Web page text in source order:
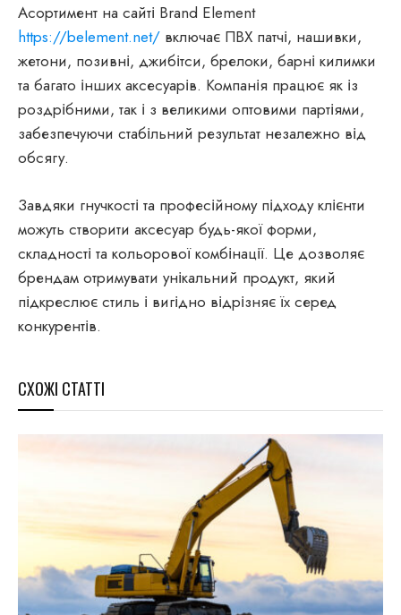
Асортимент на сайті Brand Element
https://belement.net/ включає ПВХ патчі, нашивки,
жетони, позивні, джибітси, брелоки, барні килимки
та багато інших аксесуарів. Компанія працює як із
роздрібними, так і з великими оптовими партіями,
забезпечуючи стабільний результат незалежно від
обсягу.
Завдяки гнучкості та професійному підходу клієнти
можуть створити аксесуар будь-якої форми,
складності та кольорової комбінації. Це дозволяє
брендам отримувати унікальний продукт, який
підкреслює стиль і вигідно відрізняє їх серед
конкурентів.
СХОЖІ СТАТТІ